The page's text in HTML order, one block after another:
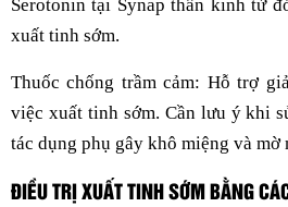
Serotonin tại Synap thần kinh từ
xuất tinh sớm.
Thuốc chống trầm cảm: Hỗ trợ
việc xuất tinh sớm. Cần lưu ý khi
tác dụng phụ gây khô miệng và mờ
ĐIỀU TRỊ XUẤT TINH SỚM BẰNG